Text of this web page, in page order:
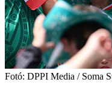
Fotó: DPPI Media / Soma